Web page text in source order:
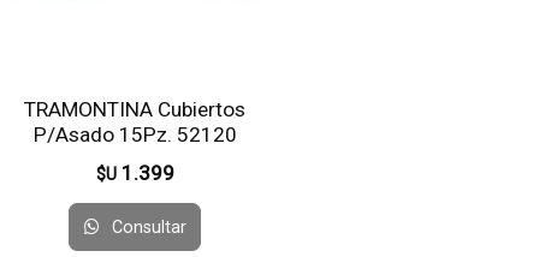
TRAMONTINA Cubiertos
P/Asado 15Pz. 52120
$U 1.399
Consultar